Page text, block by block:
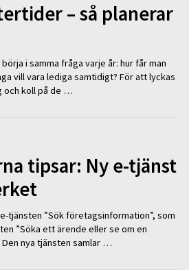
– så planerar
i samma fråga varje år: hur får man
vill vara lediga samtidigt? För att lyckas
och koll på de …
tipsar: Ny e-tjänst
tjänsten ”Sök företagsinformation”, som
”Söka ett ärende eller se om en
nya tjänsten samlar …